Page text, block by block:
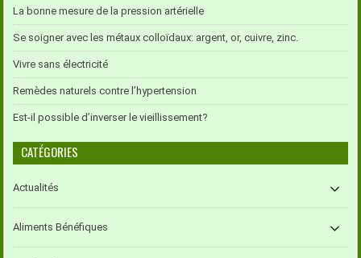
La bonne mesure de la pression artérielle
Se soigner avec les métaux colloïdaux: argent, or, cuivre, zinc.
Vivre sans électricité
Remèdes naturels contre l’hypertension
Est-il possible d’inverser le vieillissement?
CATÉGORIES
Actualités
Aliments Bénéfiques